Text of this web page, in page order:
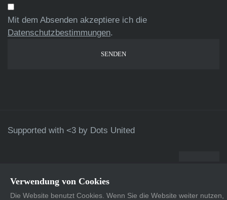
Mit dem Absenden akzeptiere ich die
Datenschutzbestimmungen.
Supported with <3 by Dots United
Verwendung von Cookies
Die Website benutzt Cookies. Wenn Sie die Website weiter nutzen,